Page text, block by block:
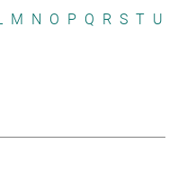
M N O P Q R S T U